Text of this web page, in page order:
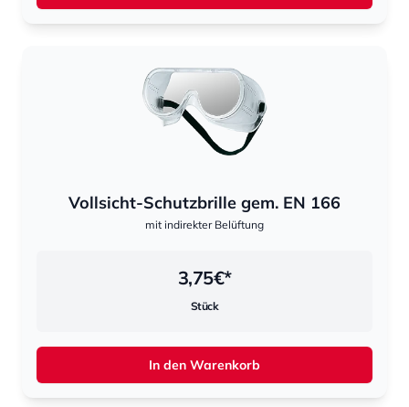
Vollsicht-Schutzbrille gem. EN 166
mit indirekter Belüftung
3,75€*
Stück
In den Warenkorb